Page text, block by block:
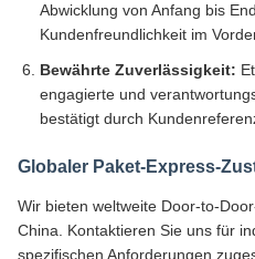
Abwicklung von Anfang bis
Kundenfreundlichkeit im
Bewährte Zuverlässigkeit:
engagierte und
bestätigt durch
Globaler Paket-Express-
Wir bieten weltweite Door-to-
China. Kontaktieren Sie uns für
spezifischen Anforderungen